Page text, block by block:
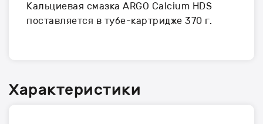
Кальциевая смазка ARGO Calcium HDS
поставляется в тубе-картридже 370 г.
Характеристики